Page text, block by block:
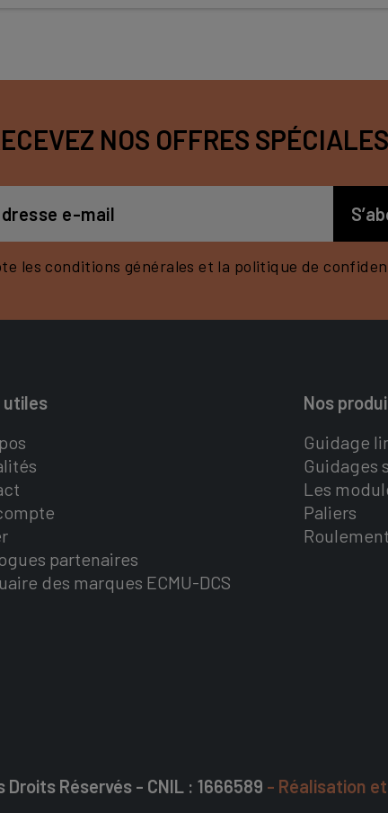
NOS OFFRES SPÉCIALES
les conditions générales et la politique de
utiles
partenaires
des marques ECMU-DCS
Nos
Guidage
Guidages
Les
Paliers
Droits Réservés - CNIL : 1666589 - Réalisation